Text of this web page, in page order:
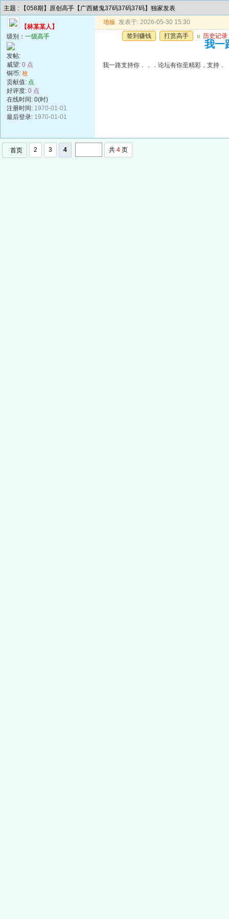
主题 : 【058期】原创高手【广西赌鬼37码37码37码】独家发表
【林某某人】
级别： 一级高手
发帖:
威望: 0 点
铜币: 枚
贡献值: 点
好评度: 0 点
在线时间: 0(时)
注册时间: 1970-01-01
最后登录: 1970-01-01
地板 发表于: 2026-05-30 15:30
签到赚钱
打赏高手 u 历史记录
我一
我一路支持你．．．论坛有你至精彩，支持．
首页 2 3 4 共 4 页